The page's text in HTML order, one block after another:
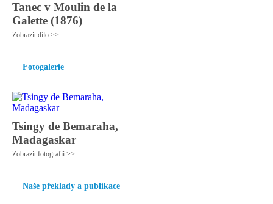
Tanec v Moulin de la
Galette (1876)
Zobrazit dílo >>
Fotogalerie
Tsingy de Bemaraha,
Madagaskar
Zobrazit fotografii >>
Naše překlady a publikace